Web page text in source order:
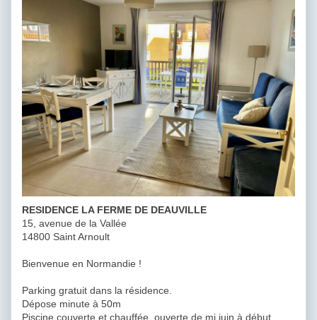
RESIDENCE LA FERME DE DEAUVILLE
15, avenue de la Vallée
14800 Saint Arnoult
Bienvenue en Normandie !
Parking gratuit dans la résidence.
Dépose minute à 50m
Piscine couverte et chauffée, ouverte de mi juin à début